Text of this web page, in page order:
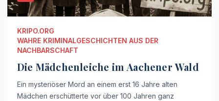
KRIPO.ORG
WAHRE KRIMINALGESCHICHTEN AUS DER
NACHBARSCHAFT
Die Mädchenleiche im Aachener Wald
Ein mysteriöser Mord an einem erst 16 Jahre alten
Mädchen erschütterte vor über 100 Jahren ganz